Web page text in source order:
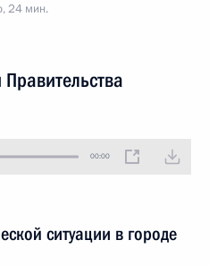
24 мин.
00:00
ситуации в городе